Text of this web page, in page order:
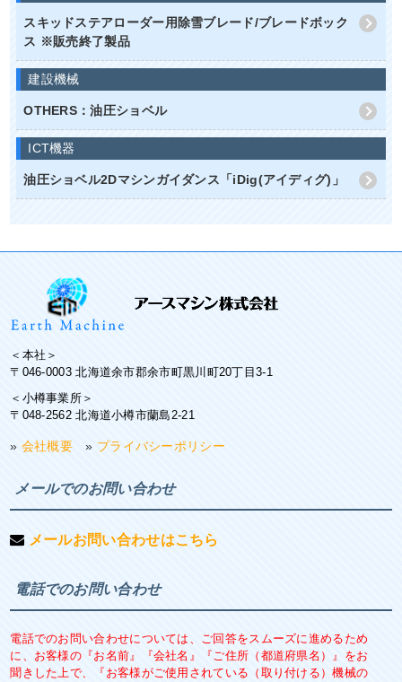
スキッドステアローダー用除雪ブレード/ブレードボック
ス ※販売終了製品
建設機械
OTHERS：油圧ショベル
ICT機器
油圧ショベル2Dマシンガイダンス「iDig(アイディグ)」
＜本社＞
〒046-0003 北海道余市郡余市町黒川町20丁目3-1
＜小樽事業所＞
〒048-2562 北海道小樽市蘭島2-21
» 会社概要 » プライバシーポリシー
メールでのお問い合わせ
メールお問い合わせはこちら
電話でのお問い合わせ
電話でのお問い合わせについては、ご回答をスムーズに進めるため
に、お客様の『お名前』『会社名』『ご住所（都道府県名）』をお
聞きした上で、『お客様がご使用されている（取り付ける）機械の